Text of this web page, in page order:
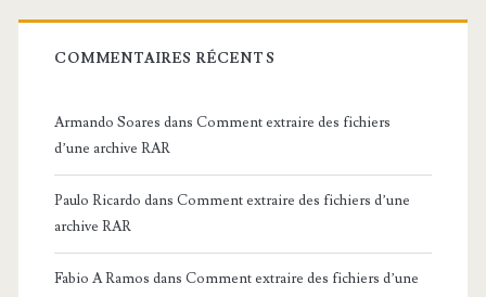
COMMENTAIRES RÉCENTS
Armando Soares dans Comment extraire des fichiers
d’une archive RAR
Paulo Ricardo dans Comment extraire des fichiers d’une
archive RAR
Fabio A Ramos dans Comment extraire des fichiers d’une